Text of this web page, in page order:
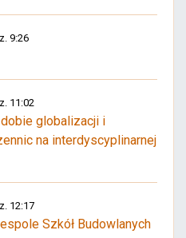
9:26
11:02
globalizacji i
na interdyscyplinarnej
12:17
Szkół Budowlanych